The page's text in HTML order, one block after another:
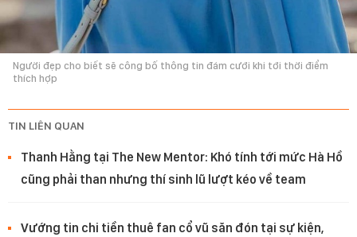
Người đẹp cho biết sẽ công bố thông tin đám cưới khi tới thời điểm
thích hợp
TIN LIÊN QUAN
Thanh Hằng tại The New Mentor: Khó tính tới mức Hà Hồ
cũng phải than nhưng thí sinh lũ lượt kéo về team
Vướng tin chi tiền thuê fan cổ vũ săn đón tại sự kiện,